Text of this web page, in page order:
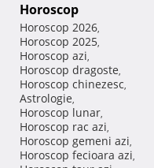
Horoscop
Horoscop 2026,
Horoscop 2025,
Horoscop azi,
Horoscop dragoste,
Horoscop chinezesc,
Astrologie,
Horoscop lunar,
Horoscop rac azi,
Horoscop gemeni azi,
Horoscop fecioara azi,